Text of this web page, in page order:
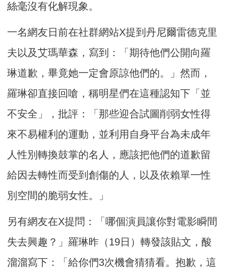
絲毫沒有化解現象。
一名網友日前在社群網站X提到丹尼爾雷德克里
夫以及艾瑪華森，寫到：「期待他們公開向羅
琳道歉，畢竟她一定會原諒他們的。」然而，
羅琳卻直接回嗆，稱明星們在這種認知下「並
不安全」，批評：「那些迎合試圖削弱女性得
來不易權利的運動，並利用自身平台為未成年
人性別轉換鼓掌的名人，應該把他們的道歉留
給因去轉性而受到創傷的人，以及依賴單一性
別空間的脆弱女性。」
另有網友在X提問：「哪個演員讓你對電影瞬間
失去興趣？」羅琳昨（19日）轉發該貼文，酸
溜溜寫下：「給你們3次機會猜猜看。抱歉，這